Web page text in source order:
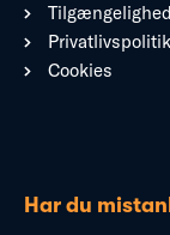
Privatlivspolitik
Cookies
Har du